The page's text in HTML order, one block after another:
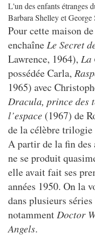
L'un des enfants étranges
Barbara Shelley et George
Pour cette maison
enchaîne Le Secret
Lawrence, 1964), La
possédée Carla,
1965) avec
Dracula, prince des
l’espace (1967) de
de la célèbre trilogie
A partir de la fin des
ne se produit
elle avait fait ses
années 1950. On la
dans plusieurs
notamment Doctor
Angels.